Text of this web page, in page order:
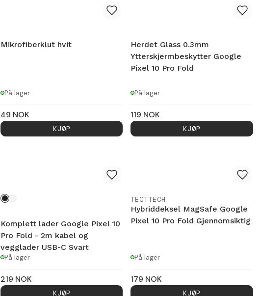
Mikrofiberklut hvit
På lager
49 NOK
KJØP
Herdet Glass 0.3mm
Ytterskjermbeskytter Google
Pixel 10 Pro Fold
På lager
119 NOK
KJØP
Komplett lader Google Pixel 10
Pro Fold - 2m kabel og
vegglader USB-C Svart
På lager
219 NOK
KJØP
TECTTECH
Hybriddeksel MagSafe Google
Pixel 10 Pro Fold Gjennomsiktig
På lager
179 NOK
KJØP